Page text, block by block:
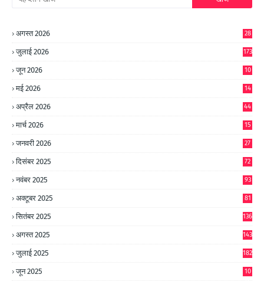
अगस्त 2026 28
जुलाई 2026 173
जून 2026
10
मई 2026
14
अप्रैल 2026 44
मार्च 2026 15
जनवरी 2026 27
दिसंबर 2025 72
नवंबर 2025 93
अक्टूबर 2025 81
सितंबर 2025 136
अगस्त 2025 143
जुलाई 2025 182
जून 2025
10